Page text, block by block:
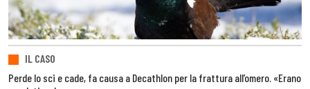
IL CASO
Perde lo sci e cade, fa causa a Decathlon per la frattura all’omero. «Erano